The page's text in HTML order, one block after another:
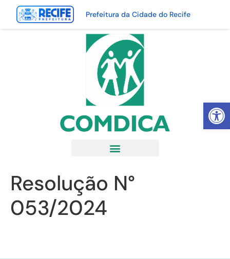
Abrir
Prefeitura da Cidade do Recife
Resolução N°
053/2024